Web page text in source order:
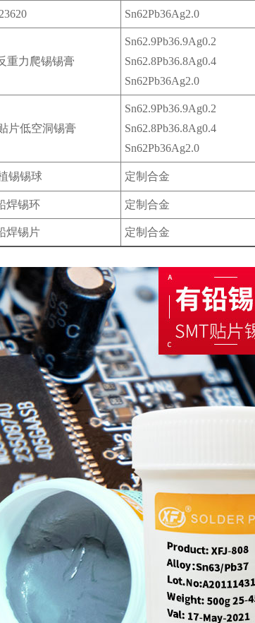
Sn62Pb36Ag2.0
重力爬锡锡膏
Sn62.9Pb36.9Ag0.2
Sn62.8Pb36.8Ag0.4
Sn62Pb36Ag2.0
片低空洞锡膏
Sn62.9Pb36.9Ag0.2
Sn62.8Pb36.8Ag0.4
Sn62Pb36Ag2.0
锡锡球 定制合金
焊锡环 定制合金
焊锡片 定制合金